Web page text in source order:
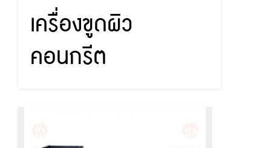
เครื่องขูดผิว
คอนกรีต